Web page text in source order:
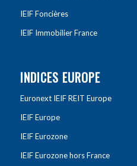
IEIF Foncières
IEIF Immobilier France
INDICES EUROPE
Euronext IEIF REIT Europe
IEIF Europe
IEIF Eurozone
IEIF Eurozone hors France